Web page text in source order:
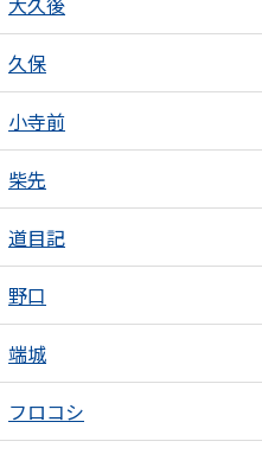
久保
小寺前
柴先
道目記
野口
端城
フロコシ